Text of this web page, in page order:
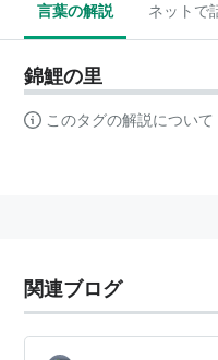
言葉の解説 ネットで
錦鯉の里
このタグの解説について
関連ブログ